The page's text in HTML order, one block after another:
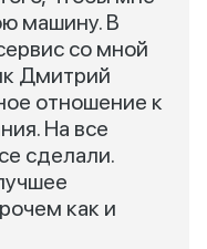
машину. В
со мной
Дмитрий
отношение к
На все
сделали.
как и